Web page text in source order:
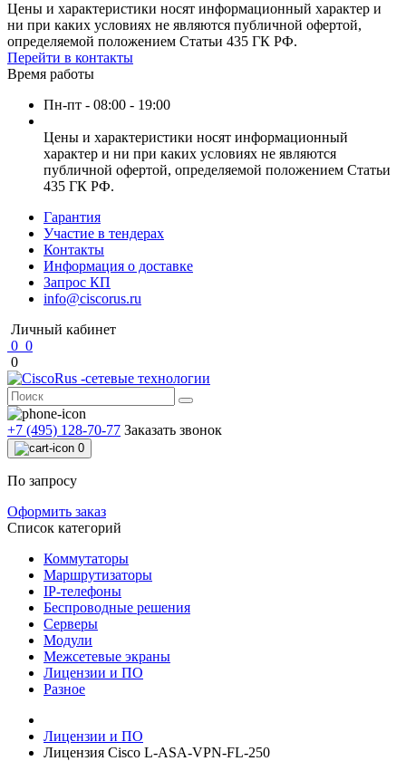
Цены и характеристики носят информационный характер и
ни при каких условиях не являются публичной офертой,
определяемой положением Статьи 435 ГК РФ.
Перейти в контакты
Время работы
Пн-пт - 08:00 - 19:00
Цены и характеристики носят информационный
характер и ни при каких условиях не являются
публичной офертой, определяемой положением Статьи
435 ГК РФ.
Гарантия
Участие в тендерах
Контакты
Информация о доставке
Запрос КП
info@ciscorus.ru
Личный кабинет
0 0
0
+7 (495) 128-70-77 Заказать звонок
0
По запросу
Оформить заказ
Список категорий
Коммутаторы
Маршрутизаторы
IP-телефоны
Беспроводные решения
Серверы
Модули
Межсетевые экраны
Лицензии и ПО
Разное
Лицензии и ПО
Лицензия Cisco L-ASA-VPN-FL-250